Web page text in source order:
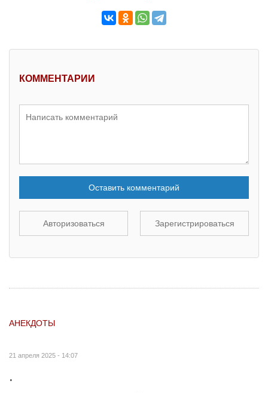
КОММЕНТАРИИ
Оставить комментарий
Авторизоваться Зарегистрироваться
АНЕКДОТЫ
21 апреля 2025 - 14:07
.